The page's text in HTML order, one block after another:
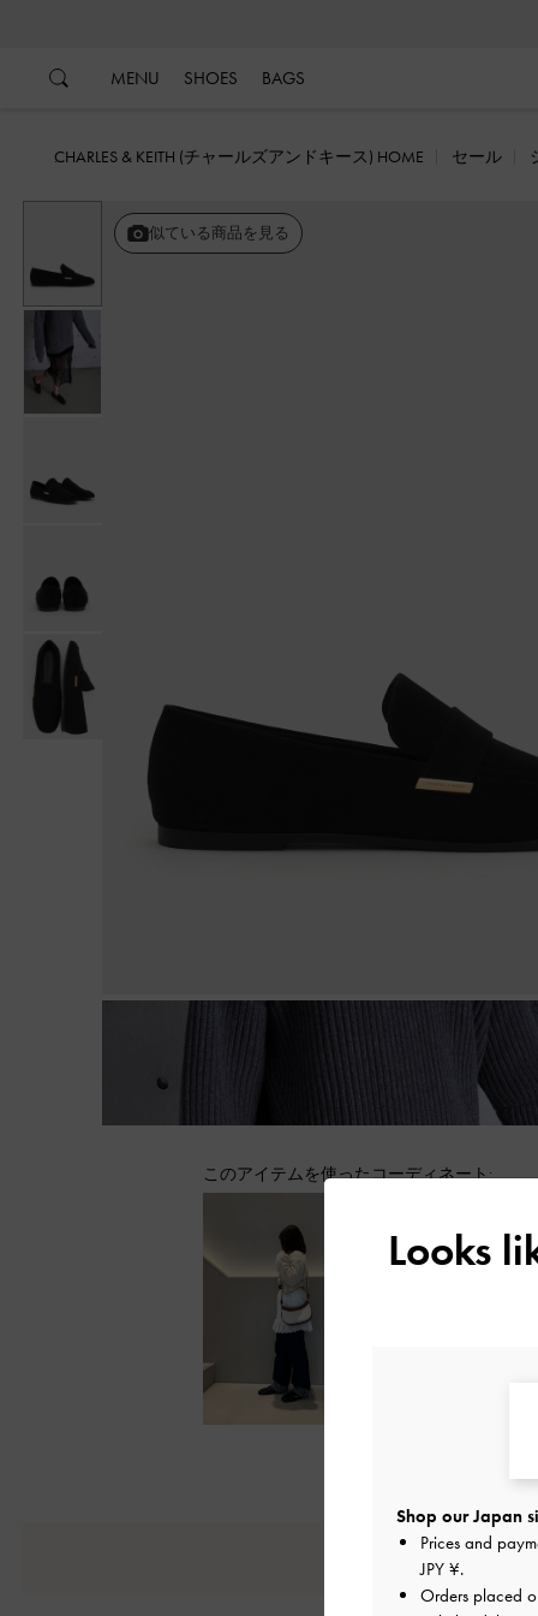
MENU SHOES BAGS
CHARLES & KEITH (チャールズアンドキース) HOME セール
似ている商品を見る
このアイテムを使ったコーディネート:
Looks
Shop our Japan
Prices and
JPY ¥.
Orders placed